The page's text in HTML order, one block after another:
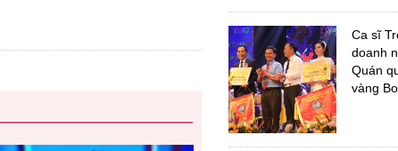
Ca sĩ
doanh
Quán
vàng